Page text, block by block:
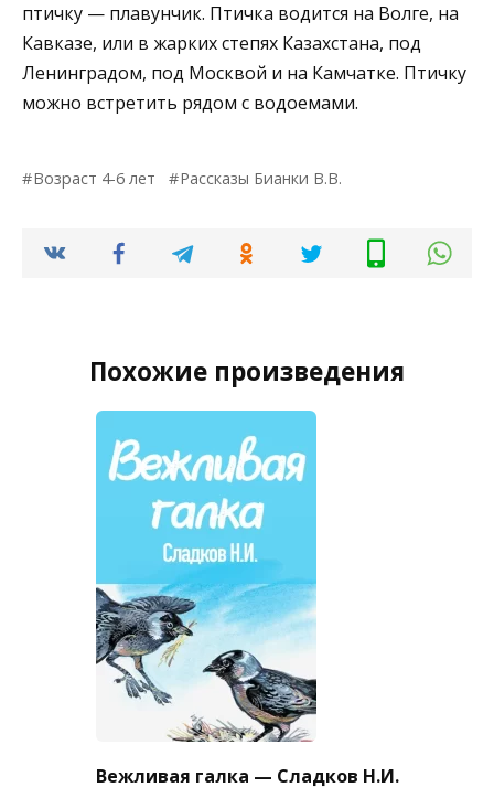
птичку — плавунчик. Птичка водится на Волге, на
Кавказе, или в жарких степях Казахстана, под
Ленинградом, под Москвой и на Камчатке. Птичку
можно встретить рядом с водоемами.
Возраст 4-6 лет Рассказы Бианки В.В.
Похожие произведения
Вежливая галка — Сладков Н.И.